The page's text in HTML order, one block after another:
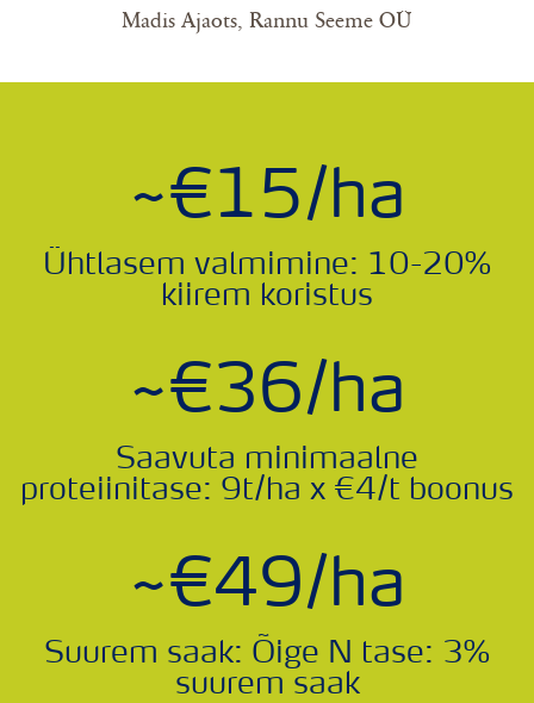
Madis Ajaots, Rannu Seeme OÜ
~€15/ha
Ühtlasem valmimine: 10-20%
kiirem koristus
~€36/ha
Saavuta minimaalne
proteiinitase: 9t/ha x €4/t boonus
~€49/ha
Suurem saak: Õige N tase: 3%
suurem saak